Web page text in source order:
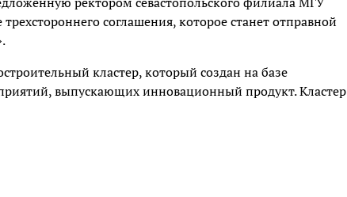
соглашения, которое станет отправной
кластер, который создан на базе
выпускающих инновационный продукт. Кластер